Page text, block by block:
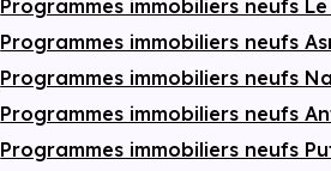
Programmes immobiliers neufs Le
Programmes immobiliers neufs
Programmes immobiliers neufs
Programmes immobiliers neufs
Programmes immobiliers neufs